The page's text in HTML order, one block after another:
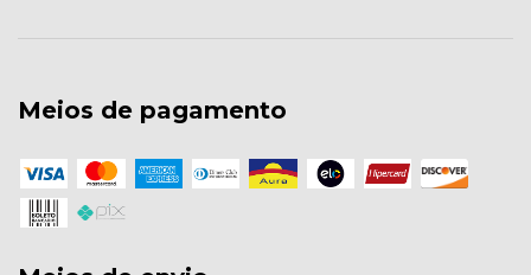
Meios de pagamento